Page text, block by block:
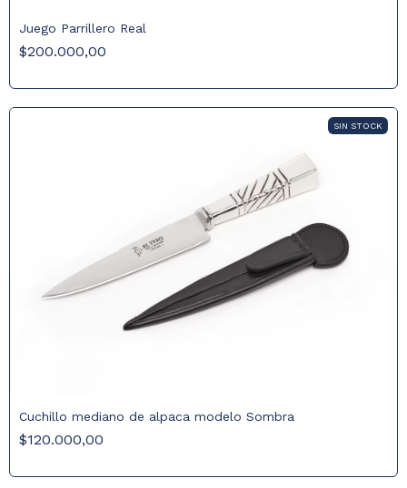
Juego Parrillero Real
$200.000,00
SIN STOCK
Cuchillo mediano de alpaca modelo Sombra
$120.000,00